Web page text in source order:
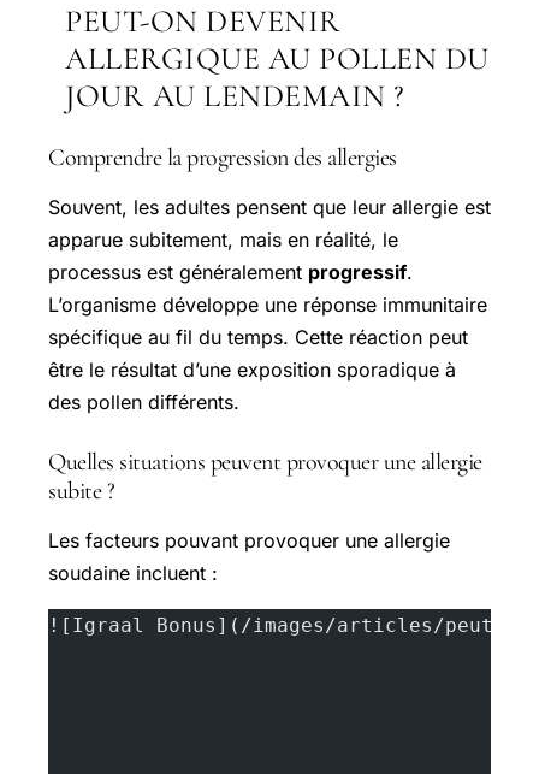
PEUT-ON DEVENIR
ALLERGIQUE AU POLLEN DU
JOUR AU LENDEMAIN ?
Comprendre la progression des allergies
Souvent, les adultes pensent que leur allergie est
apparue subitement, mais en réalité, le
processus est généralement progressif.
L’organisme développe une réponse immunitaire
spécifique au fil du temps. Cette réaction peut
être le résultat d’une exposition sporadique à
des pollen différents.
Quelles situations peuvent provoquer une allergie
subite ?
Les facteurs pouvant provoquer une allergie
soudaine incluent :
![Igraal Bonus](/images/articles/peut-